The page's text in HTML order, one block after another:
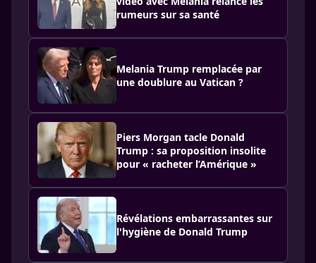
rumeurs sur sa santé
Melania Trump remplacée par
une doublure au Vatican ?
Piers Morgan tacle Donald
Trump : sa proposition insolite
pour « racheter l’Amérique »
Révélations embarrassantes sur
l'hygiène de Donald Trump